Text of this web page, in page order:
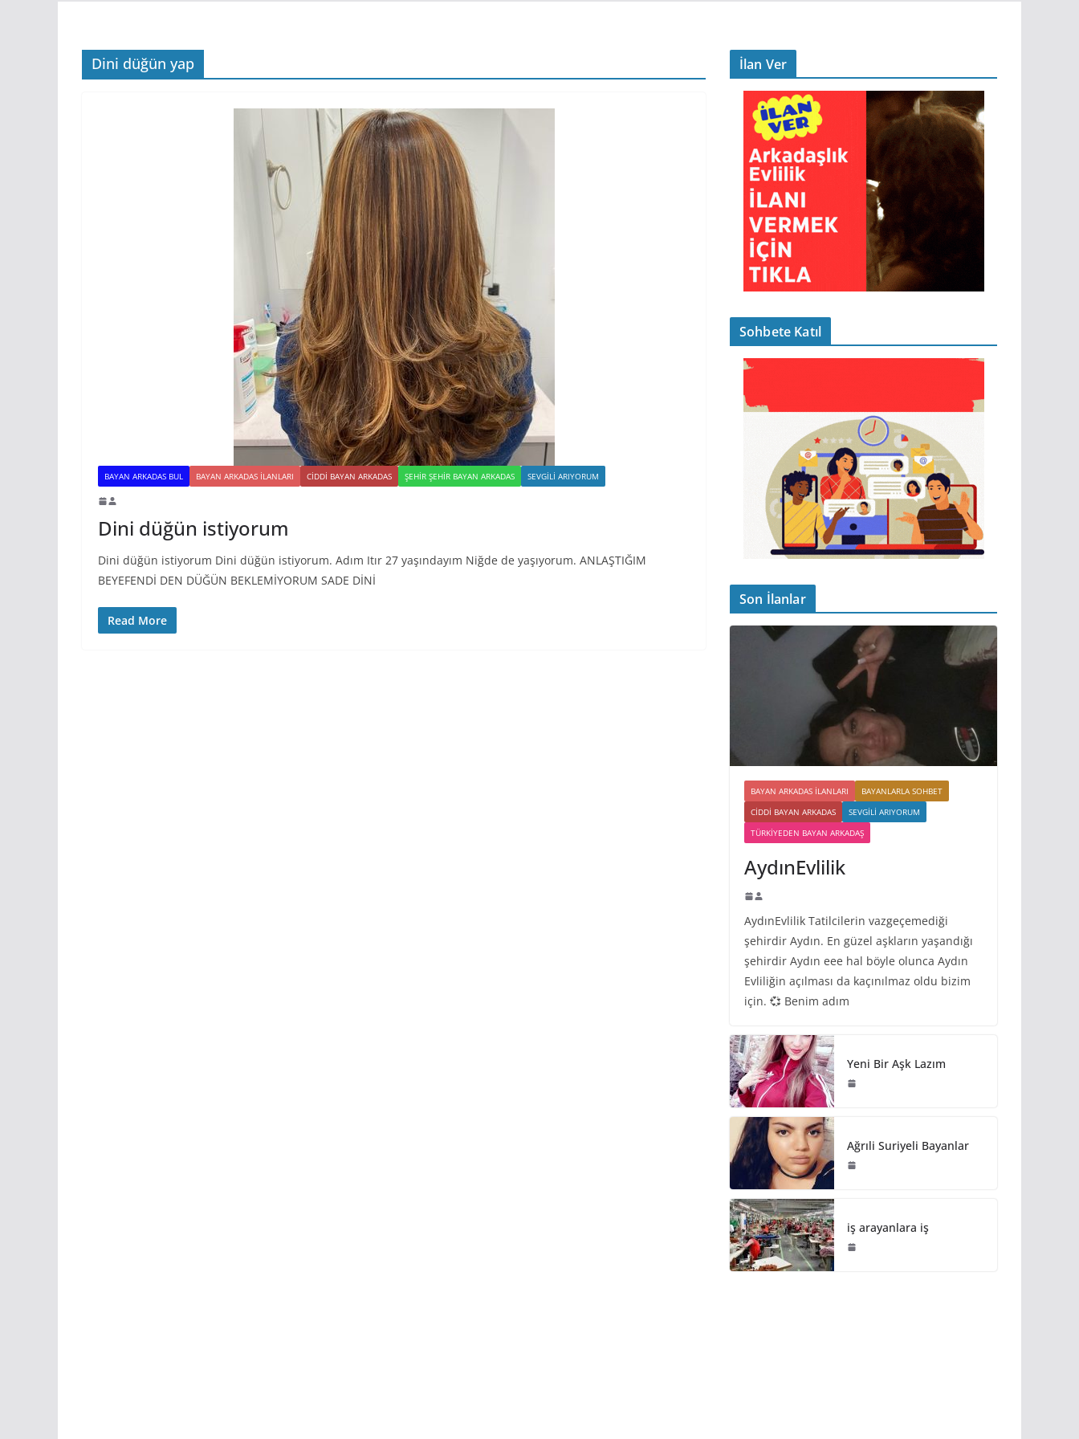
Dini düğün yap
BAYAN ARKADAS BUL BAYAN ARKADAS ILANLARI CIDDI BAYAN ARKADAS ŞEHIR ŞEHIR BAYAN ARKADAS SEVGILI ARIYORUM
Dini düğün istiyorum
Dini düğün istiyorum Dini düğün istiyorum. Adım Itır 27 yaşındayım Niğde de yaşıyorum. ANLAŞTIĞIM
BEYEFENDİ DEN DÜĞÜN BEKLEMİYORUM SADE DİNİ
Read More
İlan Ver
Sohbete Katıl
Son İlanlar
BAYAN ARKADAS ILANLARI
BAYANLARLA SOHBET
CIDDI BAYAN ARKADAS
SEVGILI ARIYORUM
TÜRKIYEDEN BAYAN ARKADAŞ
AydınEvlilik
AydınEvlilik Tatilcilerin vazgeçemediği
şehirdir Aydın. En güzel aşkların yaşandığı
şehirdir Aydın eee hal böyle olunca Aydın
Evliliğin açılması da kaçınılmaz oldu bizim
için. 💞 Benim adım
Yeni Bir Aşk Lazım
Ağrıli Suriyeli Bayanlar
iş arayanlara iş